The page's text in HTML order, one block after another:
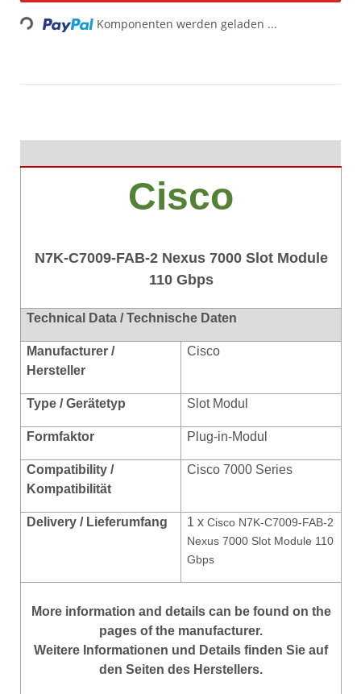
Loading... Komponenten werden geladen ...
Cisco
N7K-C7009-FAB-2 Nexus 7000 Slot Module
110 Gbps
Technical Data / Technische Daten
Manufacturer /
Hersteller
Cisco
Type / Gerätetyp Slot Modul
Formfaktor Plug-in-Modul
Compatibility /
Kompatibilität
Cisco 7000 Series
Delivery / Lieferumfang 1 xCisco N7K-C7009-FAB-2
Nexus 7000 Slot Module 110
Gbps
More information and details can be found on the
pages of the manufacturer.
Weitere Informationen und Details finden Sie auf
den Seiten des Herstellers.